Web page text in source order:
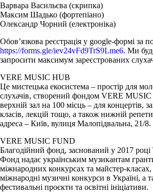
Варвара Васильєва (скрипка)
Максим Шадько (фортепіано)
Олександр Чорний (електроніка)
Обов’язкова реєстрація у google-формі за
https://forms.gle/iev24vFd9TrS9Lme6. Ми
запросити максимум зареєстрованих
VERE MUSIC HUB
Це мистецька екосистема – простір для
слухачів, створений фондом VERE
верхній зал на 100 місць – для концертів,
класів, лекцій тощо, а також нижній
адреса – Київ, вулиця Малопідвальна, 21/8.
VERE MUSIC FUND
Благодійний фонд, заснований у 2017
Фонд надає українським музикантам
міжнародних конкурсах та майстер-
міжнародні музичні конкурси в Україні, а
фестивальні проєкти та освітні ініціативи.